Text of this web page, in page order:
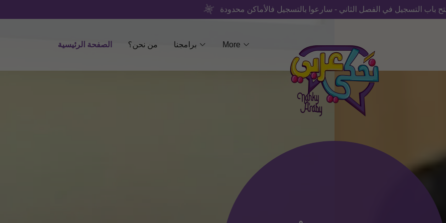
باب التسجيل في الفصل الثاني - سارعوا بالتسجيل فالأماكن محدودة
الصفحة الرئيسية من نحن؟ برامجنا More